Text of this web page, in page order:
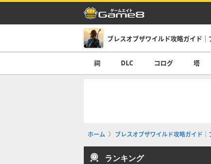
ブレスオブザワイルド攻略ガイド｜
祠 DLC コログ 塔
ホーム ブレスオブザワイルド攻略ガイド｜
ランキング